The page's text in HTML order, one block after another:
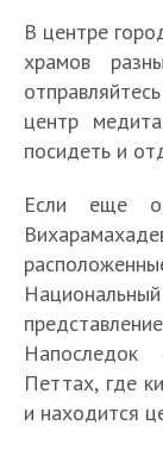
В центре
храмов
центр
посидеть и
Если еще
Напоследок
Петтах, где
и находится